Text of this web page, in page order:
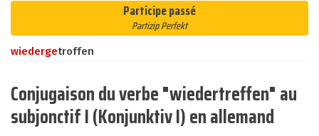
Participe passé
Partizip Perfekt
wiedergetroffen
Conjugaison du verbe "wiedertreffen" au
subjonctif I (Konjunktiv I) en allemand